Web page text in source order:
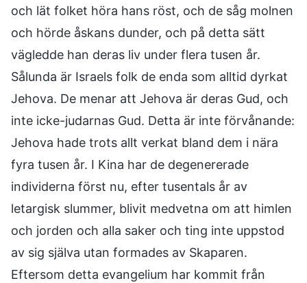
och lät folket höra hans röst, och de såg molnen
och hörde åskans dunder, och på detta sätt
vägledde han deras liv under flera tusen år.
Sålunda är Israels folk de enda som alltid dyrkat
Jehova. De menar att Jehova är deras Gud, och
inte icke-judarnas Gud. Detta är inte förvånande:
Jehova hade trots allt verkat bland dem i nära
fyra tusen år. I Kina har de degenererade
individerna först nu, efter tusentals år av
letargisk slummer, blivit medvetna om att himlen
och jorden och alla saker och ting inte uppstod
av sig själva utan formades av Skaparen.
Eftersom detta evangelium har kommit från